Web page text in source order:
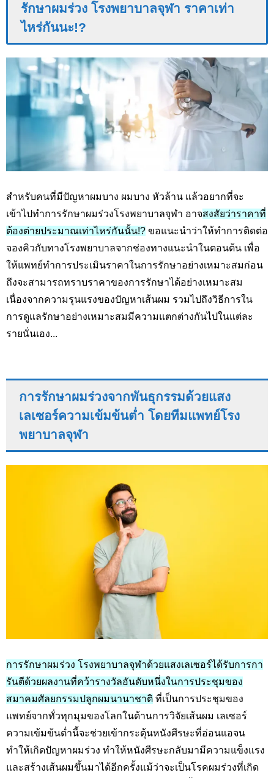
รักษาผมร่วง โรงพยาบาลจุฬา ราคาเท่า
ไหร่กันนะ!?
สำหรับคนที่มีปัญหาผมบาง ผมบาง หัวล้าน แล้วอยากที่จะ
เข้าไปทำการรักษาผมร่วงโรงพยาบาลจุฬา อาจสงสัยว่าราคาที่
ต้องต่ายประมาณเท่าไหร่กันนั้น!? ขอแนะนำว่าให้ทำการติดต่อ
จองคิวกับทางโรงพยาบาลจากช่องทางแนะนำในตอนต้น เพื่อ
ให้แพทย์ทำการประเมินราคาในการรักษาอย่างเหมาะสมก่อน
ถึงจะสามารถทราบราคาของการรักษาได้อย่างเหมาะสม
เนื่องจากความรุนแรงของปัญหาเส้นผม รวมไปถึงวิธีการใน
การดูแลรักษาอย่างเหมาะสมมีความแตกต่างกันไปในแต่ละ
รายนั่นเอง...
การรักษาผมร่วงจากพันธุกรรมด้วยแสง
เลเซอร์ความเข้มข้นต่ำ โดยทีมแพทย์โรง
พยาบาลจุฬา
การรักษาผมร่วง โรงพยาบาลจุฬาด้วยแสงเลเซอร์ได้รับการกา
รันตีด้วยผลงานที่คว้ารางวัลอันดับหนึ่งในการประชุมของ
สมาคมศัลยกรรมปลูกผมนานาชาติ ที่เป็นการประชุมของ
แพทย์จากทั่วทุกมุมของโลกในด้านการวิจัยเส้นผม เลเซอร์
ความเข้มข้นต่ำนี้จะช่วยเข้ากระตุ้นหนังศีรษะที่อ่อนแอจน
ทำให้เกิดปัญหาผมร่วง ทำให้หนังศีรษะกลับมามีความแข็งแรง
และสร้างเส้นผมขึ้นมาได้อีกครั้งแม้ว่าจะเป็นโรคผมร่วงที่เกิด